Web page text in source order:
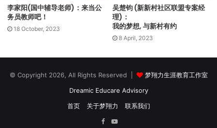
困苦之中，Ekhlas内心深知：自由无价，但代价很高！
但这个逆境并没有让Ekhlas心中想上学的梦想熄灭！
在难民营生活两年后，他们搬离埃及，迁到苏丹，在苏丹, 母亲
申请了难民和人道庇护入境马来西亚的准签证。六个月后，他
李家阳(国中辅导老师)：来当公
务员教师吧！
18 October, 2023
吴楚钧 (新新村社区联盟专案经
理)：
我的梦想, 与新村有约
8 April, 2023
© Copyright 2026, All Rights Reserved |
梦翔力生涯教育工作室
Dreamic Educare Advisory
首页
关于梦翔力
联系我们
Facebook
YouTube